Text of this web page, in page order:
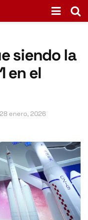
siendo la
en el
28 enero, 2026